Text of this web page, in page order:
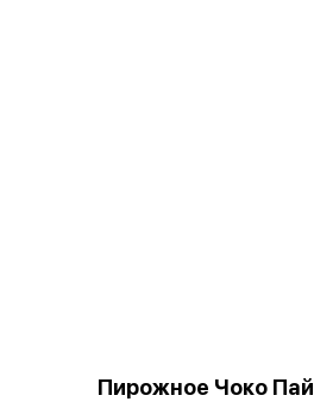
Пирожное Чоко Пай